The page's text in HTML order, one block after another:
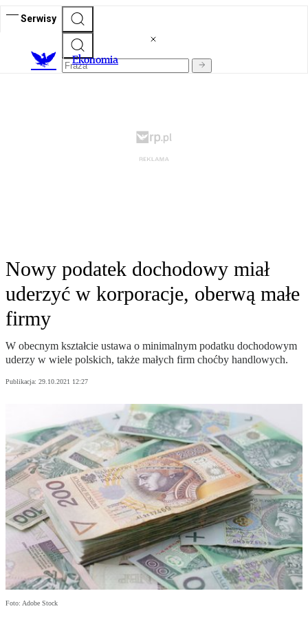
Serwisy
Ekonomia
Nowy podatek dochodowy miał
uderzyć w korporacje, oberwą małe
firmy
W obecnym kształcie ustawa o minimalnym podatku dochodowym
uderzy w wiele polskich, także małych firm choćby handlowych.
Publikacja: 29.10.2021 12:27
Foto: Adobe Stock